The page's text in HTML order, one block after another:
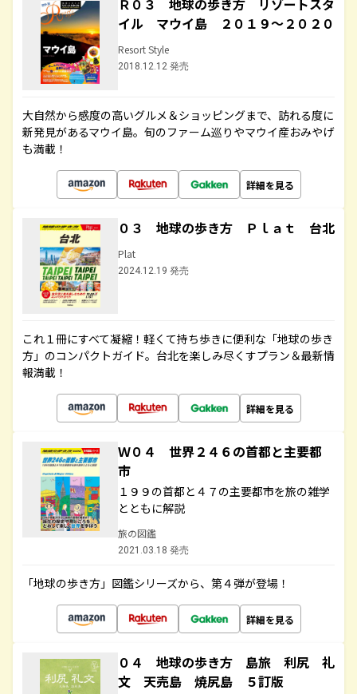
Ｒ０３ 地球の歩き方 リゾートスタ
イル マウイ島 ２０１９～２０２０
Resort Style
2018.12.12 発売
大自然から感度の高いグルメ＆ショッピングまで、訪れる度に
新発見があるマウイ島。旬のファーム巡りやマウイ産おみやげ
も満載！
詳細を見る
０３ 地球の歩き方 Ｐｌａｔ 台北
Plat
2024.12.19 発売
これ１冊にすべて凝縮！軽くて持ち歩きに便利な「地球の歩き
方」のコンパクトガイド。台北を楽しみ尽くすプラン＆最新情
報満載！
詳細を見る
Ｗ０４ 世界２４６の首都と主要都
市
１９９の首都と４７の主要都市を旅の雑学
とともに解説
旅の図鑑
2021.03.18 発売
「地球の歩き方」図鑑シリーズから、第４弾が登場！
詳細を見る
０４ 地球の歩き方 島旅 利尻 礼
文 天売島 焼尻島 ５訂版